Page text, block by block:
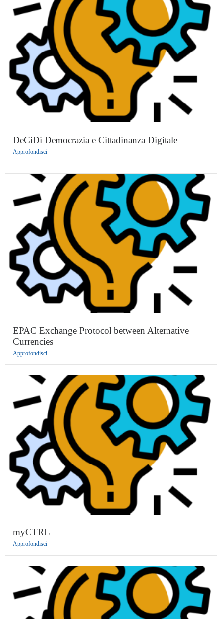
DeCiDi Democrazia e Cittadinanza Digitale
Approfondisci
EPAC Exchange Protocol between Alternative
Currencies
Approfondisci
myCTRL
Approfondisci